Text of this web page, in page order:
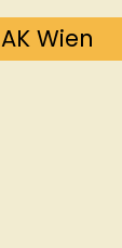
AK Wien